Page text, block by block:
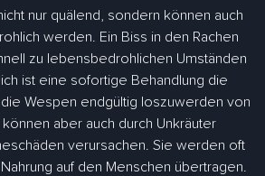
nur quälend, sondern können auch
werden. Ein Biss in den Rachen
zu lebensbedrohlichen Umständen
ist eine sofortige Behandlung die
Wespen endgültig loszuwerden von
aber auch durch Unkräuter
verursachen. Sie werden oft
auf den Menschen übertragen.